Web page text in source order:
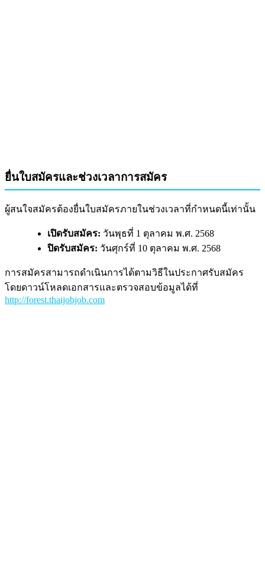
ยื่นใบสมัครและช่วงเวลาการสมัคร
ผู้สนใจสมัครต้องยื่นใบสมัครภายในช่วงเวลาที่กำหนดนี้เท่านั้น
เปิดรับสมัคร: วันพุธที่ 1 ตุลาคม พ.ศ. 2568
ปิดรับสมัคร: วันศุกร์ที่ 10 ตุลาคม พ.ศ. 2568
การสมัครสามารถดำเนินการได้ตามวิธีในประกาศรับสมัคร
โดยดาวน์โหลดเอกสารและตรวจสอบข้อมูลได้ที่
http://forest.thaijobjob.com